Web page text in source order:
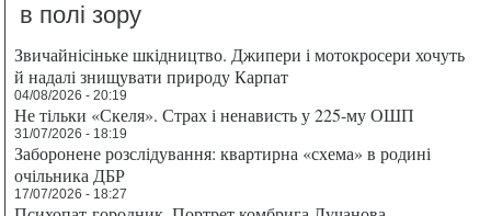
в полі зору
Звичайнісіньке шкідництво. Джипери і мотокросери хочуть
й надалі знищувати природу Карпат
04/08/2026 - 20:19
Не тільки «Скеля». Страх і ненависть у 225-му ОШП
31/07/2026 - 18:19
Заборонене розслідування: квартирна «схема» в родині
очільника ДБР
17/07/2026 - 18:27